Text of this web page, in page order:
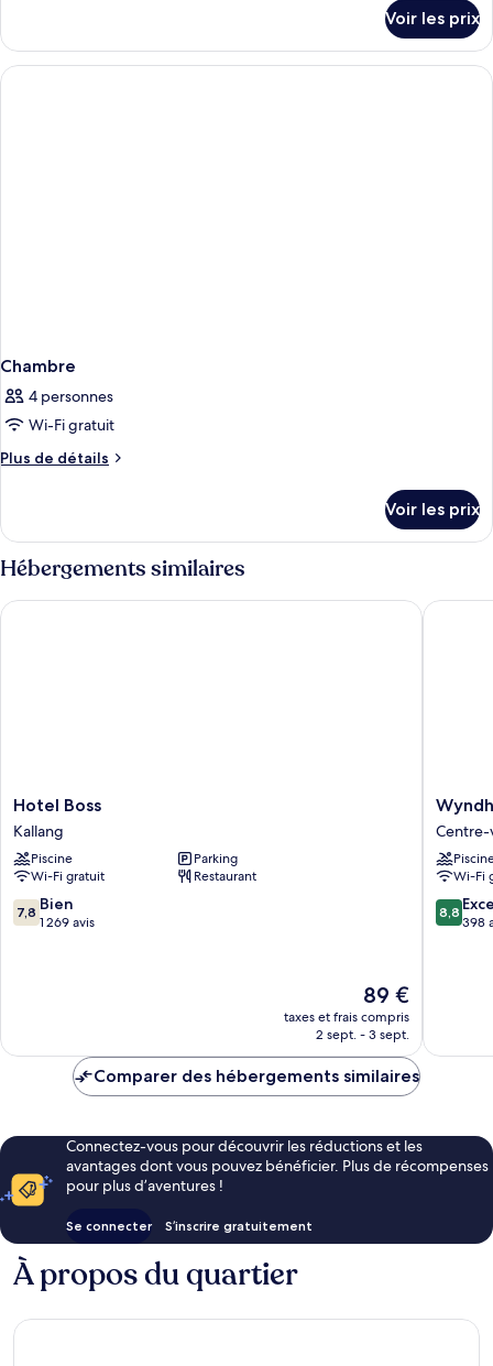
le
type
de
Voir les prix
Chambre
4 personnes
Wi-Fi gratuit
Plus de détails
Plus
le
type
de
Chambre
Voir les prix
Hébergements similaires
Hotel
Boss
Kallang
Hotel Boss
Kallang
Piscine
Parking
Wi-Fi gratuit
Restaurant
7.8
sur
7,8 Bien
1 269 avis
Le
nouveau
prix
de
89 €
taxes et frais compris
2 sept. - 3 sept.
Hotel Boss
Hotel
Centre-
ville
de
Centre-
Wi-Fi
8.8
sur
8,8
398
Comparer des hébergements similaires
Connectez-vous pour découvrir les réductions et les
avantages dont vous pouvez bénéficier. Plus de récompenses
pour plus d’aventures !
Se connecter S’inscrire gratuitement
À propos du quartier